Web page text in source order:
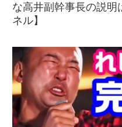
な高井副幹事長の説明
ネル】